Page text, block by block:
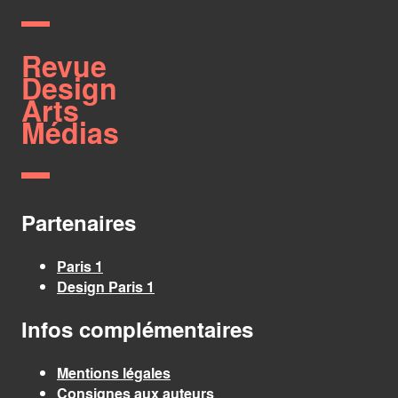
Revue
Design
Arts
Médias
Partenaires
Paris 1
Design Paris 1
Infos complémentaires
Mentions légales
Consignes aux auteurs